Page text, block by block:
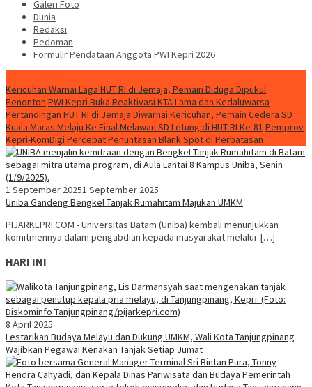
Galeri Foto
Dunia
Redaksi
Pedoman
Formulir Pendataan Anggota PWI Kepri 2026
Kericuhan Warnai Laga HUT RI di Jemaja, Pemain Diduga Dipukul
Penonton PWI Kepri Buka Reaktivasi KTA Lama dan Kedaluwarsa
Pertandingan HUT RI di Jemaja Diwarnai Kericuhan, Pemain Cedera SD
Kuala Maras Melaju Ke Final Melawan SD Letung di HUT RI Ke-81 Pemprov
Kepri-KomDigi Percepat Penuntasan Blank Spot di Perbatasan
1 September 20251 September 2025
Uniba Gandeng Bengkel Tanjak Rumahitam Majukan UMKM
PIJARKEPRI.COM - Universitas Batam (Uniba) kembali menunjukkan
komitmennya dalam pengabdian kepada masyarakat melalui […]
HARI INI
8 April 2025
Lestarikan Budaya Melayu dan Dukung UMKM, Wali Kota Tanjungpinang
Wajibkan Pegawai Kenakan Tanjak Setiap Jumat